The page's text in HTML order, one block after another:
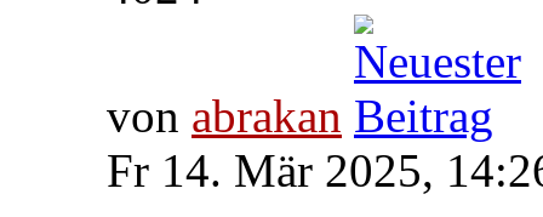
von abrakan
Fr 14. Mär 2025,